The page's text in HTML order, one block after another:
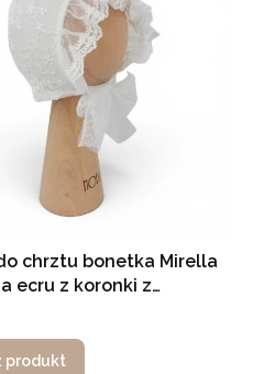
chrztu bonetka Mirella
ecru z koronki z
produkt